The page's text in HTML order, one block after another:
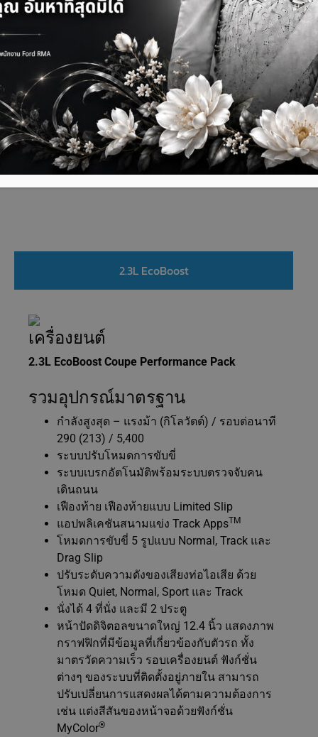
1 2 3 4 5 6 7
Ford Mustang
2.3L EcoBoost
เครื่องยนต์
2.3L EcoBoost Coupe Performance Pack
รวมอุปกรณ์มาตรฐาน
กำลังสูงสุด – แรงม้า (กิโลวัตต์) / รอบต่อนาที
290 (213) / 5,400
ระบบปรับโหมดการขับขี่
ระบบเบรกอัตโนมัติพร้อมระบบตรวจจับคน
เดินถนน
เฟืองท้าย เฟืองท้ายแบบ Limited Slip
แอปพลิเคชันสนามแข่ง Track AppsTM
โหมดการขับขี่ 5 รูปแบบ Normal, Track และ
Drag Slip
ปรับระดับความดังของเสียงท่อไอเสีย ด้วย
โหมด Quiet, Normal, Sport และ Track
นั่งได้ 4 ที่นั่ง และมี 2 ประตู
หน้าปัดดิจิตอลขนาดใหญ่ 12.4 นิ้ว แสดงภาพ
กราฟฟิกที่มีข้อมูลที่เกี่ยวข้องกับตัวรถ ทั้ง
มาตรวัดความเร็ว รอบเครื่องยนต์ ฟังก์ชั่น
ต่างๆ ของระบบที่ติดตั้งอยู่ภายใน สามารถ
ปรับเปลี่ยนการแสดงผลได้ตามความต้องการ
เช่น แต่งสีสันของหน้าจอด้วยฟังก์ชั่น
MyColor®